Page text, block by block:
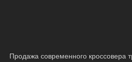
Продажа современного кроссовера